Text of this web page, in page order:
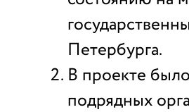
Петербурга.
В проекте
подрядных